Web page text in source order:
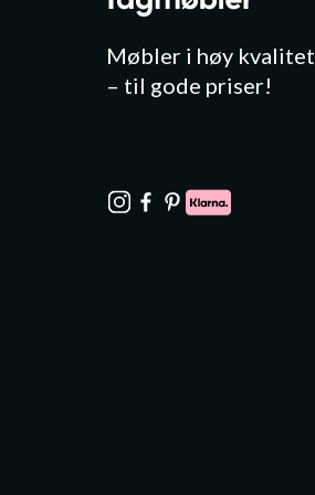
Møbler i høy kvalitet
– til gode priser!